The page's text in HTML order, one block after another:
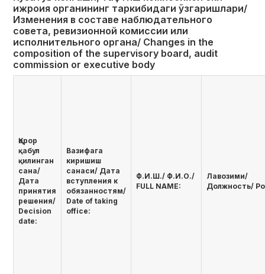
ижроия органининг таркибидаги ўзгаришлари/
Изменения в составе наблюдательного
совета, ревизионной комиссии или
исполнительного органа/ Сhanges in the
composition of the supervisory board, audit
commission or executive body
Қарор
қабул
қилинган
сана/
Дата
принятия
решения/
Decision
date:
Вазифага
киришиш
санаси/ Дата
вступления к
обязанностям/
Date of taking
office:
Ф.И.Ш./ Ф.И.О./
FULL NAME:
Лавозими/
Должность/